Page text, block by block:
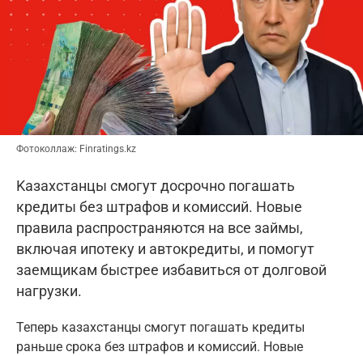
Фотоколлаж: Finratings.kz
Kaзахстанцы смогут досрочно погашать
кредиты без штрафов и комиссий. Новые
правила распространяются на все займы,
включая ипотеку и автокредиты, и помогут
заемщикам быстрее избавиться от долговой
нагрузки.
Teперь казахстанцы смогут погашать кредиты
раньше срока без штрафов и комиссий. Новые